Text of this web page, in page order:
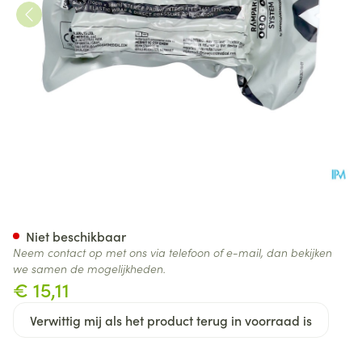
€ 15,11
Verwittig mij als het product terug in voorraad is
Niet beschikbaar
Neem contact op met ons via telefoon of e-mail, dan bekijken
we samen de mogelijkheden.